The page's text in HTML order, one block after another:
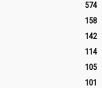
574
158
142
114
105
101